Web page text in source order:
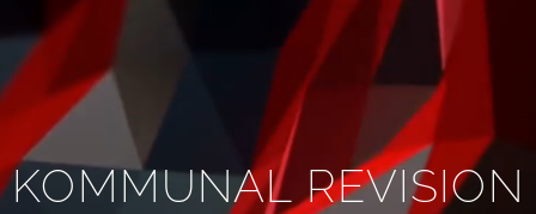
KOMMUNAL REVISION